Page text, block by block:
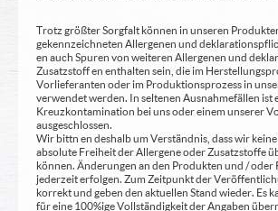
Trotz größter Sorgfalt können in unseren
gekennzeichneten Allergenen und
en auch Spuren von weiteren Allergenen und
Zusatzstoff en enthalten sein, die im
Vorlieferanten oder im Produktionsprozess in
verwendet werden. In seltenen Ausnahmefällen ist
Kreuzkontamination bei uns oder einem unserer
ausgeschlossen.
Wir bittn en deshalb um Verständnis, dass wir
absolute Freiheit der Allergene oder Zusatzstoffe
können. Änderungen an den Produkten und / oder
jederzeit erfolgen. Zum Zeitpunkt der
korrekt und geben den aktuellen Stand wieder. Es
für eine 100%ige Vollständigkeit der Angaben